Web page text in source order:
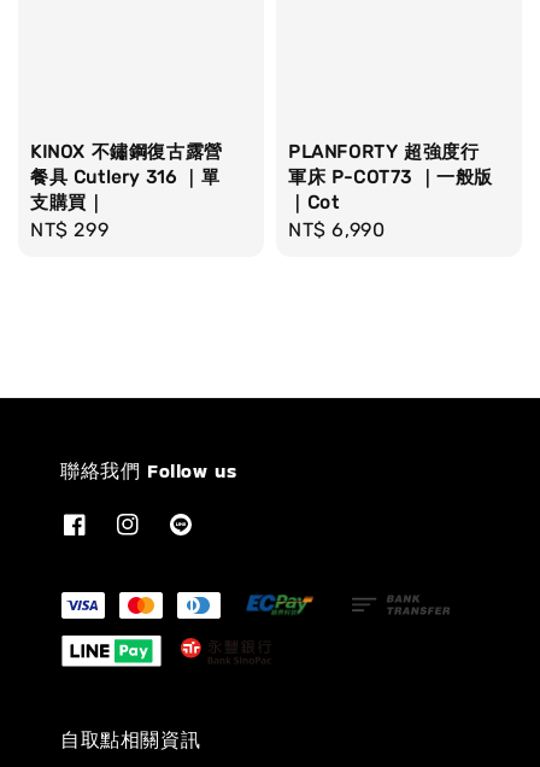
KINOX 不鏽鋼復古露營
餐具 Cutlery 316 ｜單
支購買｜
Regular
NT$ 299
PLANFORTY 超強度行
軍床 P-COT73 ｜一般版
｜Cot
Regular
NT$ 6,990
聯絡我們 Follow us
自取點相關資訊